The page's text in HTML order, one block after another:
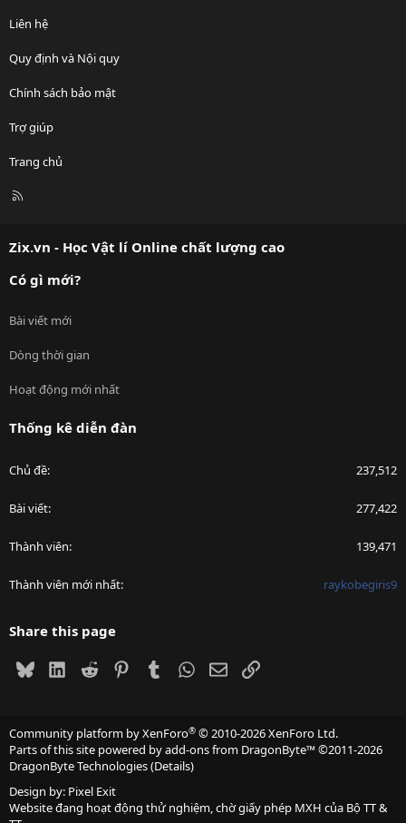
Liên hệ
Quy định và Nội quy
Chính sách bảo mật
Trợ giúp
Trang chủ
R
Zix.vn - Học Vật lí Online chất lượng cao
Có gì mới?
Bài viết mới
Dòng thời gian
Hoạt động mới nhất
Thống kê diễn đàn
Chủ đề 237,512
Bài viết 277,422
Thành viên 139,471
Thành viên mới nhất raykobegiris9
Share this page
BlueskyLinkedIn
Reddit PinterestTumblrWhatsApp
EmailLink
Community platform by XenForo® © 2010-2026 XenForo Ltd.
Parts of this site powered byadd-ons from DragonByte™©2011-2026
DragonByte Technologies(Details)
Design by: Pixel Exit
Website đang hoạt động thử nghiệm, chờ giấy phép MXH của Bộ TT &